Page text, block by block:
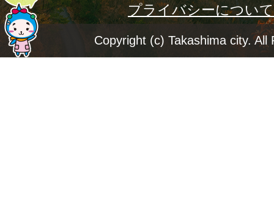
ー
ジ
プライバシーについて
Copyright (c) Takashima city. All